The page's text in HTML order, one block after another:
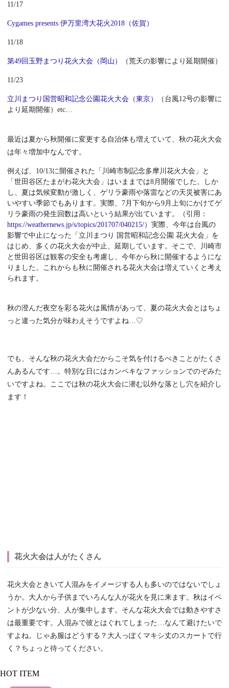
11/17
Cygames presents 伊万里湾大花火2018（佐賀）
11/18
第49回玉野まつり花火大会（岡山） （荒天の影響により延期開催）
11/23
立川まつり国営昭和記念公園花火大会（東京）
（台風12号の影響に
より延期開催）etc…
最近は夏から秋開催に変更する自治体も増えていて、秋の花火大会
は年々増加中なんです。
例えば、10/13に開催された「川崎市制記念多摩川花火大会」と
「世田谷区たまがわ花火大会」はいままでは8月開催でした。しか
し、夏は気候変動が激しく、ゲリラ豪雨や落雷などの天災被害にあ
いやすい季節でもあります。実際、7月下旬から9月上旬にかけてゲ
リラ豪雨の発生回数は高いという結果が出ています。（引用：
https://weathernews.jp/s/topics/201707/040215/） 実際、今年は台風の
影響で中止になった「立川まつり 国営昭和記念公園 花火大会」を
はじめ、多くの花火大会が中止、延期しています。そこで、川崎市
と世田谷区は観客の安全も考慮し、今年から秋に開催するようにな
りました。これからも秋に開催される花火大会は増えていくと考え
られます。
秋の澄んだ夜空を彩る花火は風情があって、夏の花火大会とはちょ
っと違った気分が味わえそうですよね…♡
でも、そんな秋の花火大会だからこそ気を付けるべきことがたくさ
んあるんです…。特別な日にはカンペキなファッションでのぞみた
いですよね。ここでは秋の花火大会に潜む以外な落とし穴を紹介し
ます！
花火大会は人がたくさん
花火大会ときいて人混みをイメージする人も多いのではないでしょ
うか。大人から子供までいろんな人が花火を見に来ます。秋はイベ
ントが少ない分、人が集中します。そんな花火大会では動きやすさ
は最重要です。人混みで彼とはぐれてしまった…なんて避けたいで
すよね。じゃあ服はどうする？大人っぽくマキシ丈のスカートで行
く？ちょっと待ってください。
HOT ITEM